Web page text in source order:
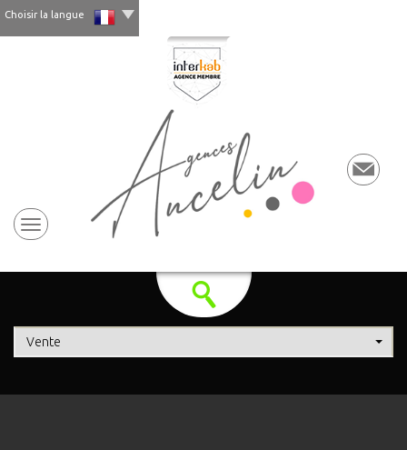
Choisir la langue
Vente